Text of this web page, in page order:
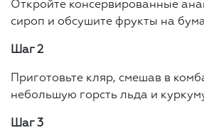
Откройте консервированные
сироп и обсушите фрукты на
Шаг 2
Приготовьте кляр, смешав в
небольшую горсть льда и
Шаг 3